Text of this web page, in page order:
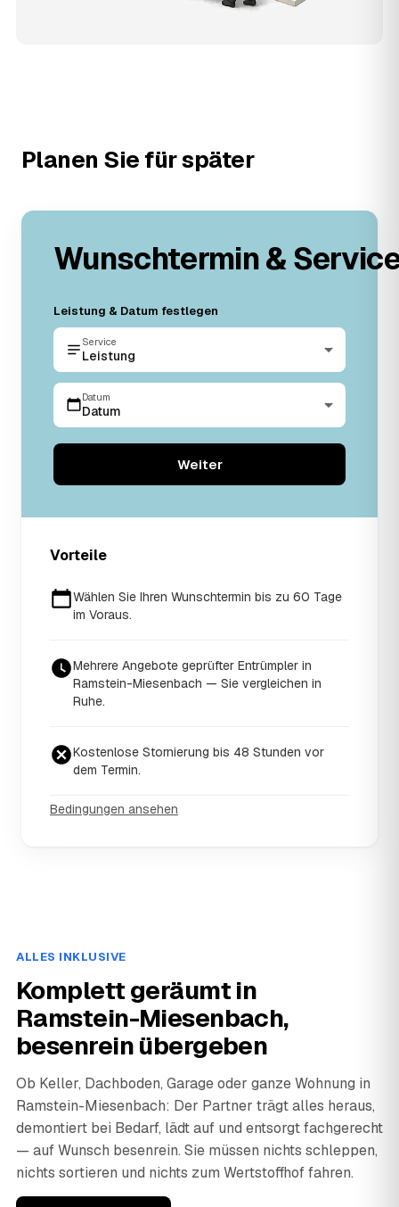
Planen Sie für später
Wunschtermin &
Leistung & Datum festlegen
Service
Leistung
Datum
Datum
Weiter
Vorteile
Wählen Sie Ihren Wunschtermin bis zu 60 Tage
im Voraus.
Mehrere Angebote geprüfter Entrümpler in
Ramstein-Miesenbach — Sie vergleichen in
Ruhe.
Kostenlose Stornierung bis 48 Stunden vor
dem Termin.
Bedingungen ansehen
ALLES INKLUSIVE
Komplett geräumt in
Ramstein-Miesenbach,
besenrein übergeben
Ob Keller, Dachboden, Garage oder ganze Wohnung in
Ramstein-Miesenbach: Der Partner trägt alles heraus,
demontiert bei Bedarf, lädt auf und entsorgt fachgerecht
— auf Wunsch besenrein. Sie müssen nichts schleppen,
nichts sortieren und nichts zum Wertstoffhof fahren.